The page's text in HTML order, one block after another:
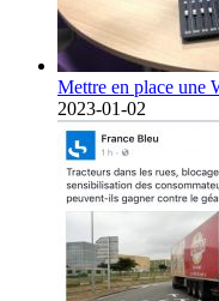
Mettre en place une
2023-01-02